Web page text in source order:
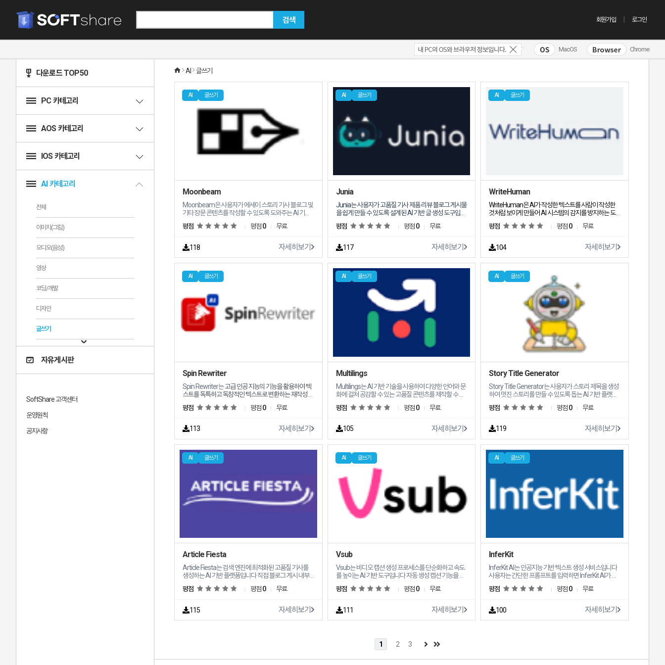
검색 회원가입 로그인
MacOS Chrome
다운로드 TOP50
PC 카테고리
AOS 카테고리
IOS 카테고리
AI 카테고리
전체
이미지(그림)
오디오(음성)
영상
코딩/개발
디자인
글쓰기
업무보조
자유게시판
SoftShare 고객센터
운영원칙
공지사항
AI 글쓰기
AI 글쓰기
Moonbeam
Moonbeam은 사용자가 에세이 스토리 기사 블로그 및
기타 장문 콘텐츠를 작성할 수 있도록 도와주는 AI 기반
글쓰기 도우미입니다 Moonbeam의 주요 기능 및 특징
은 다음과 같습니다 AI 기반 콘텐츠 AI를 활용하여 콘텐
포괄적인 콘텐츠 클러스터를 손쉽게 생성합니다 스마트
채팅 통합 스마트 채팅 기능은 실시간 피드백 질의 응답
및 의미 있는 콘텐츠 프롬프트 생성을 위해 GPT4 기술
미디언 정치인을 모방하여 창의성과 다양성을 향상하면
서 다양한 스타일로 생성할 수 있습니다
평점 평점0 무료
118 자세히보기
AI 글쓰기
Junia
Junia는사용자가 고품질 기사 제품 리뷰 블로그 게시물
을 쉽게 만들 수 있도록 설계된 AI 기반 글 생성 도구입니
Junia는 생성된 콘텐츠를 변형하여 동일한 콘텐츠를
대량 생성할 수 있어 시간을 절약하고 SEO에 최적화 콘
평점 평점0 무료
117 자세히보기
AI 글쓰기
WriteHuman
WriteHuman은AI가 작성한 텍스트를 사람이 작성한
것처럼 보이게 만들어 AI 시스템의 감지를 방지하는 도
구입니다
평점 평점0 무료
104 자세히보기
AI 글쓰기
Spin Rewriter
Spin Rewriter는고급 인공 지능의 기능을 활용하여 텍
스트를 독특하고 독창적인 텍스트로 변환하는 재작성 도
같습니다 고급 AI 기능 AI 기반 접근 방식은 사람의 글을
은 다시 작성된 콘텐츠가 원래 의미를 유지하여 상황에
맞게 만들 수 있도록 보장합니다 사용자 친화적인 인터
페이스 간단한 3단계 프로세스를 통해 사용자는 콘텐츠
를 쉽게 변환할 수 있습니다
평점 평점0 무료
113 자세히보기
AI 글쓰기
Multilings
Multilings는 AI 기반 기술을 사용하여 다양한 언어와 문
화에 걸쳐 공감할 수 있는 고품질 콘텐츠를 제작할 수 있
물 웹사이트 사본 심지어 제품 설명까지 번역해야 하는
는 데 도움이 되는 도구를 제공합니다 Multilings의 주요
기능 및 특징은 다음과 같습니다 AI 기반 콘텐츠 생성 기
사 SEO 메타 제목 제품 설명 심지어 이메일을 요구 사항
신경 언어 번역 Multilings는 75개 이상의 언어에 대한
번역을 지원하여 번역이 신경 및 인간과 유사하도록 하
여 번역된 콘텐츠의 맥락이 유지되고 독자가 쉽게 이해
할 수 있습니다 표절 검사기 Multilings는 QueText Tur
nitin Grammarly와 같은 경쟁업체에 비해 뛰어난 매우
빠르고 안정적인 표절 검사기를 제공합니다 인용 생성기
콘텐츠에 대한 외부 기여에 의존하는 사람들을 위해 Mul
tilings는 편리한 인용 생성기 도구를 제공합니다
평점 평점0 무료
105 자세히보기
AI 글쓰기
Story Title Generator
Story Title Generator는 사용자가 스토리 제목을 생성
하여 멋진 스토리를 만들 수 있도록 돕는 AI 기반 플랫폼
다음과 같습니다 Creative Story Crafting 영감과 구조
신적인 타이틀 생성 관심을 불러일으킬 수 있는 독특하
고 매력적인 스토리 타이틀을 생성합니다 다양한 스토리
도구 다양한 스토리텔링 요구에 맞는 다양한 스토리 관
련 기능을 제공합니다 단편 소설 생성 빠르고 매력적인
이야기를 위한 단편 소설 생성기를 제공합니다 아이디어
영감 창작 과정을 빠르게 시작할 수 있는 스토리 아이디
평점 평점0 무료
119 자세히보기
AI 글쓰기
Article Fiesta
Article Fiesta는 검색 엔진에 최적화된 고품질 기사를
생성하는 AI 기반 플랫폼입니다 직접 블로그 게시 내부
링크 로열티 프리 이미지 메타 설명 작성과 같은 기능을
제공합니다 Article Fiesta의 주요 기능 및 특징은 다음
화된 고품질 기사를 제작합니다 블로그 직접 게시 기사
를 초안 예약 또는 게시된 게시물로 블로그에 직접 게시
합니다 내부 링크 사이트의 다른 중요한 콘텐츠에 자동
평점 평점0 무료
115 자세히보기
AI 글쓰기
Vsub
Vsub는 비디오 캡션 생성 프로세스를 단순화하고 속도
를 높이는 AI 기반 도구입니다 자동 생성 캡션 기능을 사
용하면 사용자는 수동 캡션 없이도 비디오를 텍스트로
쉽게 변환할 수 있습니다 Vsub의 주요 기능 및 특징은
하여 비디오를 텍스트로 쉽게 변환합니다자동 하이라이
트 키워드
비디오 콘텐츠의 핵심 포인트를 강화하여 시
청자 참여를 향상시킵니다트렌디한 템플릿Vsub 팀이
애니메이션 이모티콘 통합
콘 추가로 캡션 작성을 단순화합니다
평점 평점0 무료
111 자세히보기
AI 글쓰기
InferKit
InferKit AI는 인공지능 기반 텍스트 생성 서비스입니다
사용자는 간단한 프롬프트를 입력하면 InferKit AI가 다
양한 형식의 텍스트를 자동으로 생성합니다
InferKit AI는 다음과 같은기능을 제공합니다 텍스트 생
성 InferKit AI는 다양한 형식의 텍스트를 자동으로 생성
코드를 자동으로 생성합니다 번역 InferKit AI는 여러 언
어 쌍을 지원하며 정확하고 자연스러운 번역 결과를 제
공합니다 개발자를 위한 강력한 API InferKit은 AI 텍스
평점 평점0 무료
100 자세히보기
1 2 3
2025.01.17
소프트쉐어 서비스 이용 가이드 업데이트 안내
2025.01.17